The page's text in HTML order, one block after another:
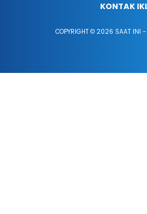
KONTAK
COPYRIGHT © 2026 SAAT INI -